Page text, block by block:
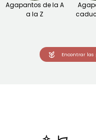
Agapantos de la A
a la Z
Encontrar